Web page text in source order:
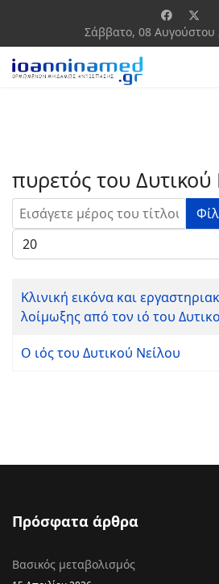
Σάββατο, 08 Αυγούστου
πυρετός του Δυτικού
Εισάγετε μέρος του τίτλου.
Εμφάνιση #
Κλινική εικόνα και
λοίμωξης από τον ιό του
Ο ιός του Δυτικού Νείλου
Πρόσφατα άρθρα
Βασικός μεταβολισμός